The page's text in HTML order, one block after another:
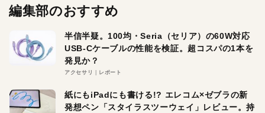
編集部のおすすめ
半信半疑。100均・Seria（セリア）の60W対応
USB-Cケーブルの性能を検証。超コスパの1本を
発見か？
アクセサリ レポート
紙にもiPadにも書ける!? エレコム×ゼブラの新
発想ペン「スタイラスツーウェイ」レビュー。持